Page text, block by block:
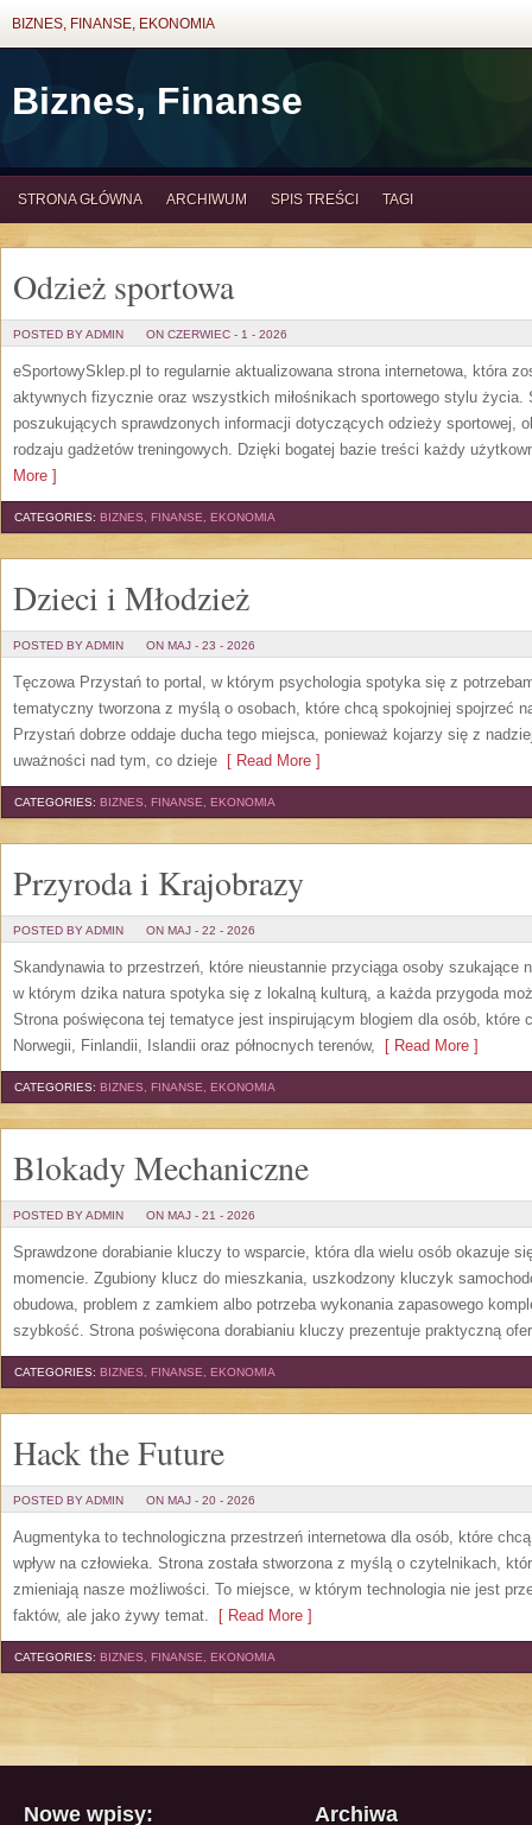
BIZNES, FINANSE, EKONOMIA
Biznes, Finanse
STRONA GŁÓWNA ARCHIWUM SPIS TREŚCI TAGI
Odzież sportowa
POSTED BY ADMIN ON CZERWIEC - 1 - 2026
eSportowySklep.pl to regularnie aktualizowana strona internetowa, która
aktywnych fizycznie oraz wszystkich miłośnikach sportowego stylu życia.
poszukujących sprawdzonych informacji dotyczących odzieży sportowej,
rodzaju gadżetów treningowych. Dzięki bogatej bazie treści każdy
More ]
CATEGORIES: BIZNES, FINANSE, EKONOMIA
Dzieci i Młodzież
POSTED BY ADMIN ON MAJ - 23 - 2026
Tęczowa Przystań to portal, w którym psychologia spotyka się z
tematyczny tworzona z myślą o osobach, które chcą spokojniej spojrzeć
Przystań dobrze oddaje ducha tego miejsca, ponieważ kojarzy się z
uważności nad tym, co dzieje [ Read More ]
CATEGORIES: BIZNES, FINANSE, EKONOMIA
Przyroda i Krajobrazy
POSTED BY ADMIN ON MAJ - 22 - 2026
Skandynawia to przestrzeń, które nieustannie przyciąga osoby szukające
w którym dzika natura spotyka się z lokalną kulturą, a każda przygoda
Strona poświęcona tej tematyce jest inspirującym blogiem dla osób, które
Norwegii, Finlandii, Islandii oraz północnych terenów, [ Read More ]
CATEGORIES: BIZNES, FINANSE, EKONOMIA
Blokady Mechaniczne
POSTED BY ADMIN ON MAJ - 21 - 2026
Sprawdzone dorabianie kluczy to wsparcie, która dla wielu osób okazuje
momencie. Zgubiony klucz do mieszkania, uszkodzony kluczyk
obudowa, problem z zamkiem albo potrzeba wykonania zapasowego
szybkość. Strona poświęcona dorabianiu kluczy prezentuje praktyczną
CATEGORIES: BIZNES, FINANSE, EKONOMIA
Hack the Future
POSTED BY ADMIN ON MAJ - 20 - 2026
Augmentyka to technologiczna przestrzeń internetowa dla osób, które
wpływ na człowieka. Strona została stworzona z myślą o czytelnikach,
zmieniają nasze możliwości. To miejsce, w którym technologia nie jest
faktów, ale jako żywy temat. [ Read More ]
CATEGORIES: BIZNES, FINANSE, EKONOMIA
Nowe wpisy: Archiwa